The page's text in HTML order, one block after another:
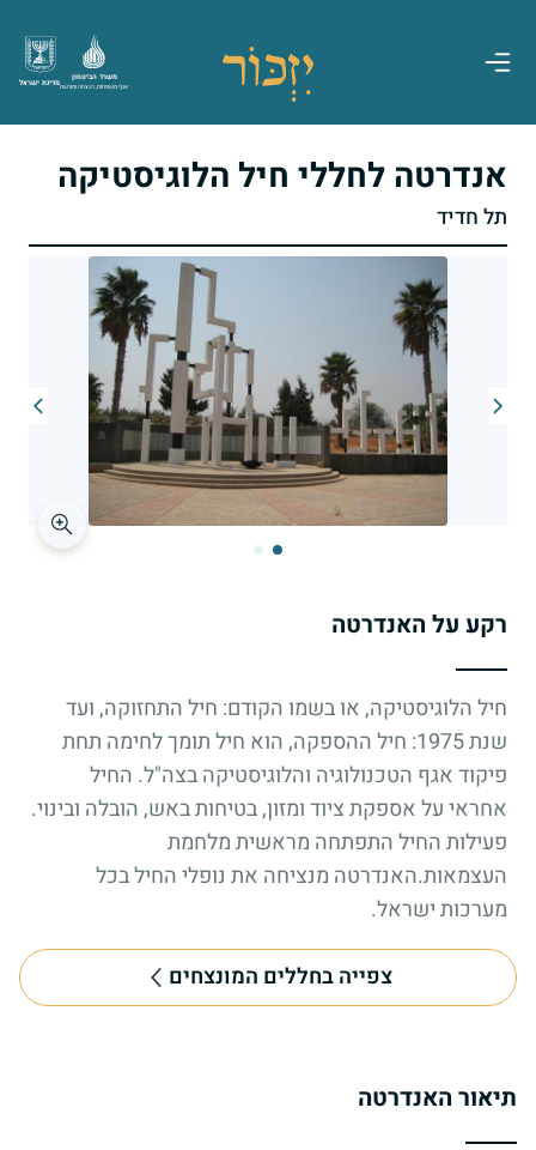
מדינת ישראל
משרד הביטחון
אגף משפחות, הנצחה ומורשת
אנדרטה לחללי חיל הלוגיסטיקה
תל חדיד
רקע על האנדרטה
חיל הלוגיסטיקה, או בשמו הקודם: חיל התחזוקה, ועד
שנת 1975: חיל ההספקה, הוא חיל תומך לחימה תחת
פיקוד אגף הטכנולוגיה והלוגיסטיקה בצה"ל. החיל
אחראי על אספקת ציוד ומזון, בטיחות באש, הובלה ובינוי.
פעילות החיל התפתחה מראשית מלחמת
העצמאות.האנדרטה מנציחה את נופלי החיל בכל
מערכות ישראל.
צפייה בחללים המונצחים
תיאור האנדרטה